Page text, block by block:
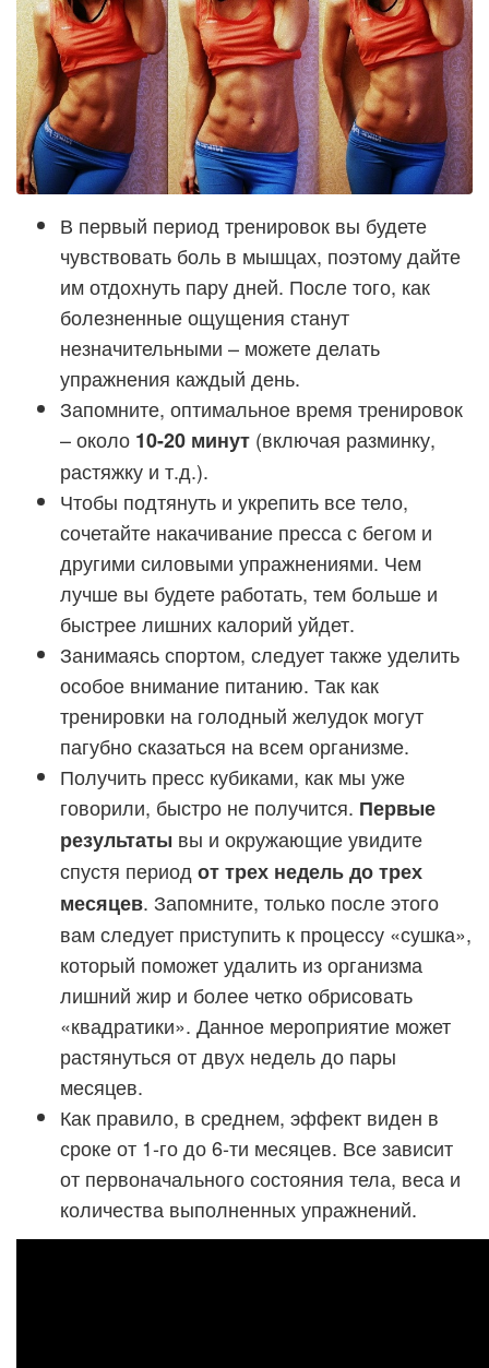
В первый период тренировок вы будете
чувствовать боль в мышцах, поэтому дайте
им отдохнуть пару дней. После того, как
болезненные ощущения станут
незначительными – можете делать
упражнения каждый день.
Запомните, оптимальное время тренировок
– около 10-20 минут (включая разминку,
растяжку и т.д.).
Чтобы подтянуть и укрепить все тело,
сочетайте накачивание пресса с бегом и
другими силовыми упражнениями. Чем
лучше вы будете работать, тем больше и
быстрее лишних калорий уйдет.
Занимаясь спортом, следует также уделить
особое внимание питанию. Так как
тренировки на голодный желудок могут
пагубно сказаться на всем организме.
Получить пресс кубиками, как мы уже
говорили, быстро не получится. Первые
результаты вы и окружающие увидите
спустя периодот трех недельдо трех
месяцев. Запомните, только после этого
вам следует приступить к процессу «сушка»,
который поможет удалить из организма
лишний жир и более четко обрисовать
«квадратики». Данное мероприятие может
растянуться от двух недель до пары
месяцев.
Как правило, в среднем, эффект виден в
сроке от 1-го до 6-ти месяцев. Все зависит
от первоначального состояния тела, веса и
количества выполненных упражнений.